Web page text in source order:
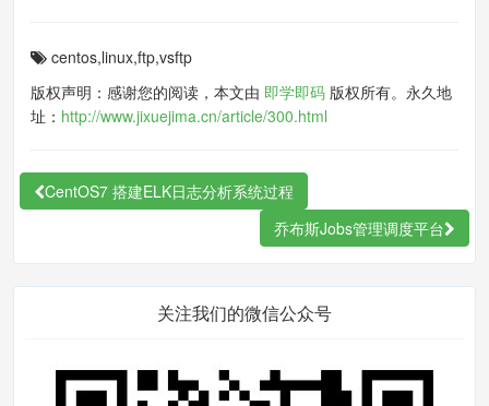
#启动
systemctl start vsftpd
#停止
systemctl stop vsftpd.service
systemctl status vsftpd
配置
centos,linux,ftp,vsftp
版权声明：感谢您的阅读，本文由 即学即码 版权所有。永久地
址： http://www.jixuejima.cn/article/300.html
CentOS7 搭建ELK日志分析系统过程
乔布斯Jobs管理调度平台
关注我们的微信公众号